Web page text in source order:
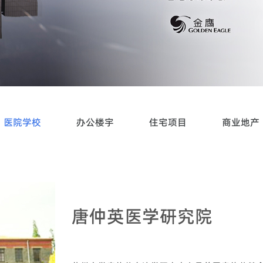
医院学校 办公楼宇 住宅项目 商业地产
唐仲英医学研究院